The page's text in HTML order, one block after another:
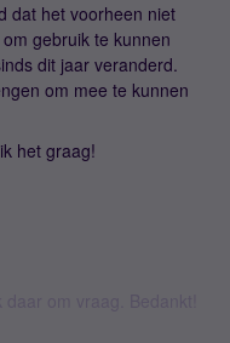
dat het voorheen niet
gebruik te kunnen
dit jaar veranderd.
om mee te kunnen
het graag!